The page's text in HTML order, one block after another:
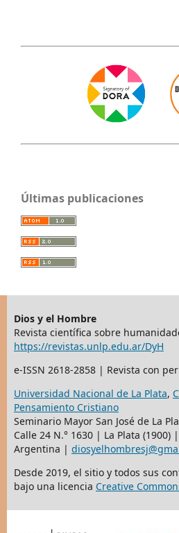
Últimas publicaciones
Dios y el Hombre
Revista científica sobre
https://revistas.unlp.edu.ar/DyH
e-ISSN 2618-2858 | Revista con
Universidad Nacional de La Plata,
Pensamiento Cristiano
Seminario Mayor San José de La
Calle 24 N.° 1630 | La Plata (1900)
Argentina |
Desde 2019, el sitio y todos sus
bajo una licencia Creative